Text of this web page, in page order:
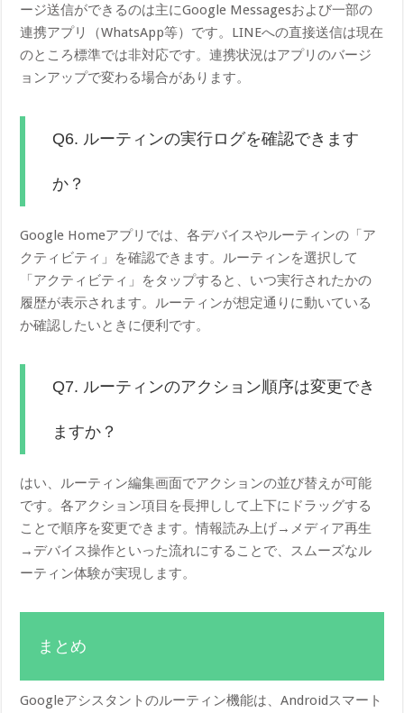
ージ送信ができるのは主にGoogle Messagesおよび一部の
連携アプリ（WhatsApp等）です。LINEへの直接送信は現在
のところ標準では非対応です。連携状況はアプリのバージ
ョンアップで変わる場合があります。
Q6. ルーティンの実行ログを確認できます
か？
Google Homeアプリでは、各デバイスやルーティンの「ア
クティビティ」を確認できます。ルーティンを選択して
「アクティビティ」をタップすると、いつ実行されたかの
履歴が表示されます。ルーティンが想定通りに動いている
か確認したいときに便利です。
Q7. ルーティンのアクション順序は変更でき
ますか？
はい、ルーティン編集画面でアクションの並び替えが可能
です。各アクション項目を長押しして上下にドラッグする
ことで順序を変更できます。情報読み上げ→メディア再生
→デバイス操作といった流れにすることで、スムーズなル
ーティン体験が実現します。
まとめ
Googleアシスタントのルーティン機能は、Androidスマート